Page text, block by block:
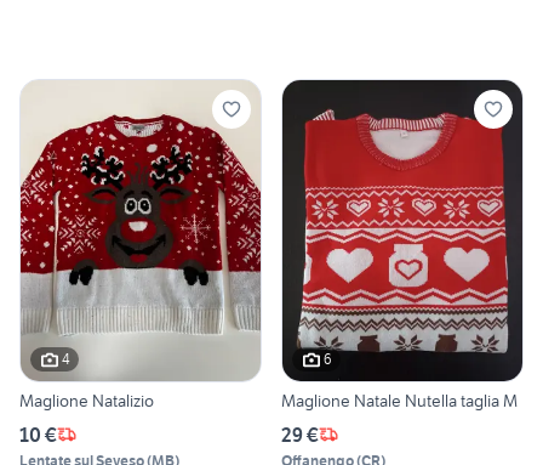
4
Maglione Natalizio
10 €
Lentate sul Seveso(MB)
6
Maglione Natale Nutella taglia M
29 €
Offanengo(CR)